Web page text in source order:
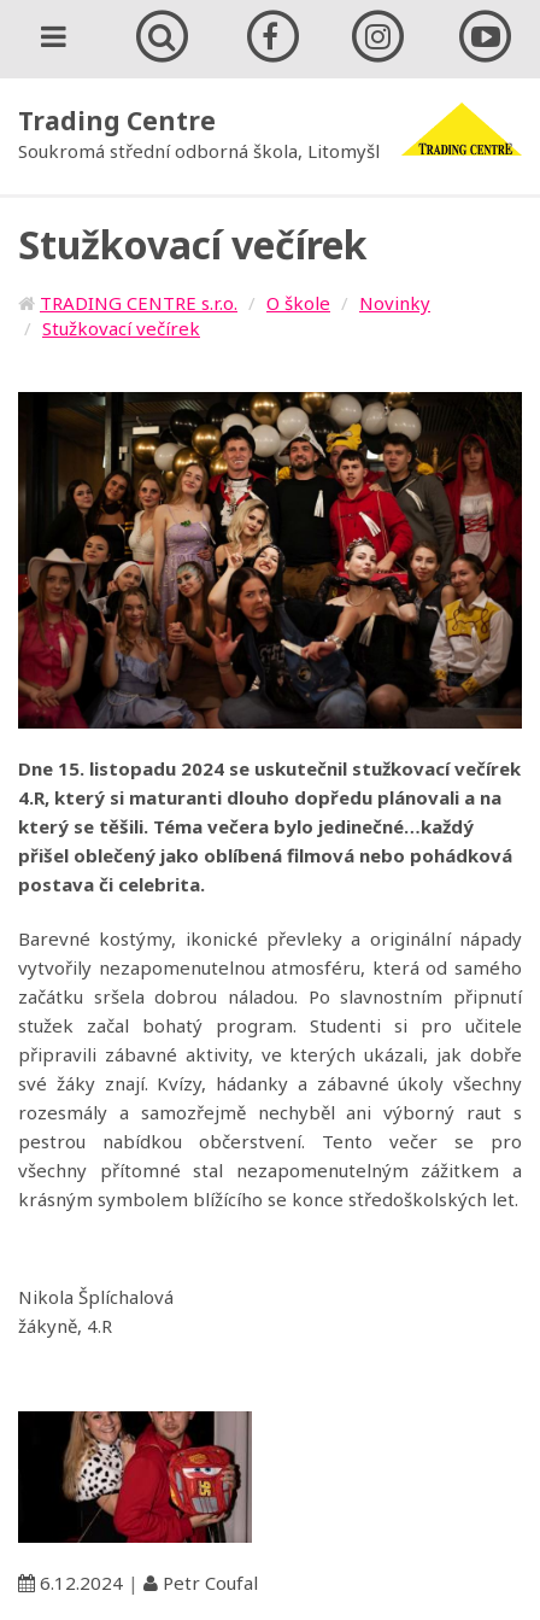
Trading Centre
Soukromá střední odborná škola, Litomyšl
Stužkovací večírek
TRADING CENTRE s.r.o. O škole
Novinky
Stužkovací večírek
Dne 15. listopadu 2024 se uskutečnil stužkovací večírek
4.R, který si maturanti dlouho dopředu plánovali a na
který se těšili. Téma večera bylo jedinečné…každý
přišel oblečený jako oblíbená filmová nebo pohádková
postava či celebrita.
Barevné kostýmy, ikonické převleky a originální nápady
vytvořily nezapomenutelnou atmosféru, která od samého
začátku sršela dobrou náladou. Po slavnostním připnutí
stužek začal bohatý program. Studenti si pro učitele
připravili zábavné aktivity, ve kterých ukázali, jak dobře
své žáky znají. Kvízy, hádanky a zábavné úkoly všechny
rozesmály a samozřejmě nechyběl ani výborný raut s
pestrou nabídkou občerstvení. Tento večer se pro
všechny přítomné stal nezapomenutelným zážitkem a
krásným symbolem blížícího se konce středoškolských let.
Nikola Šplíchalová
žákyně, 4.R
6.12.2024 | Petr Coufal